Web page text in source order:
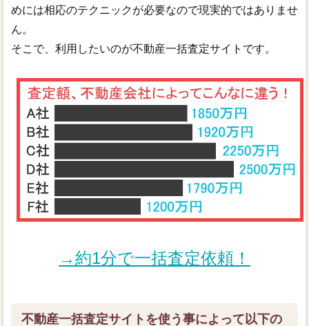
めには相応のテクニックが必要なので現実的ではありませ
ん。
そこで、利用したいのが不動産一括査定サイトです。
→約1分で一括査定依頼！
不動産一括査定サイトを使う事によって以下の